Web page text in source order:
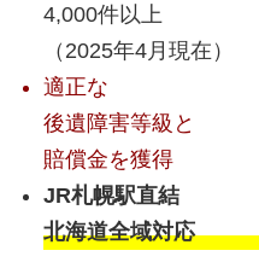
4,000件以上
（2025年4月現在）
適正な
後遺障害等級と
賠償金を獲得
JR札幌駅直結
北海道全域対応